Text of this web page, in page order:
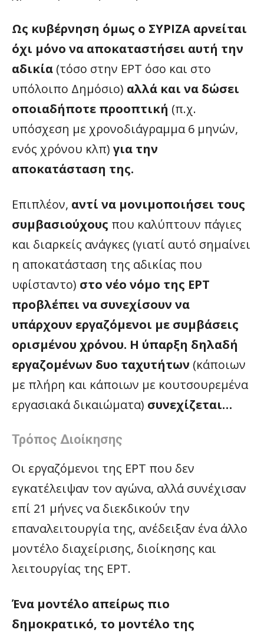
Ως κυβέρνηση όμως ο ΣΥΡΙΖΑ αρνείται
όχι μόνο να αποκαταστήσει αυτή την
αδικία (τόσο στην ΕΡΤ όσο και στο
υπόλοιπο Δημόσιο) αλλά και να δώσει
οποιαδήποτε προοπτική (π.χ.
υπόσχεση με χρονοδιάγραμμα 6 μηνών,
ενός χρόνου κλπ) για την
αποκατάσταση της.
Επιπλέον, αντί να μονιμοποιήσει τους
συμβασιούχους που καλύπτουν πάγιες
και διαρκείς ανάγκες (γιατί αυτό σημαίνει
η αποκατάσταση της αδικίας που
υφίσταντο) στο νέο νόμο της ΕΡΤ
προβλέπει να συνεχίσουν να
υπάρχουν εργαζόμενοι με συμβάσεις
ορισμένου χρόνου. Η ύπαρξη δηλαδή
εργαζομένων δυο ταχυτήτων (κάποιων
με πλήρη και κάποιων με κουτσουρεμένα
εργασιακά δικαιώματα) συνεχίζεται…
Τρόπος Διοίκησης
Οι εργαζόμενοι της ΕΡΤ που δεν
εγκατέλειψαν τον αγώνα, αλλά συνέχισαν
επί 21 μήνες να διεκδικούν την
επαναλειτουργία της, ανέδειξαν ένα άλλο
μοντέλο διαχείρισης, διοίκησης και
λειτουργίας της ΕΡΤ.
Ένα μοντέλο απείρως πιο
δημοκρατικό, το μοντέλο της